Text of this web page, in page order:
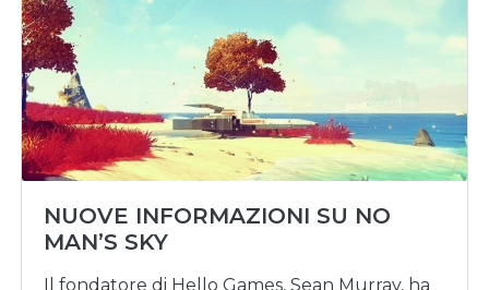
NUOVE INFORMAZIONI SU NO
MAN’S SKY
Il fondatore di Hello Games, Sean Murray, ha